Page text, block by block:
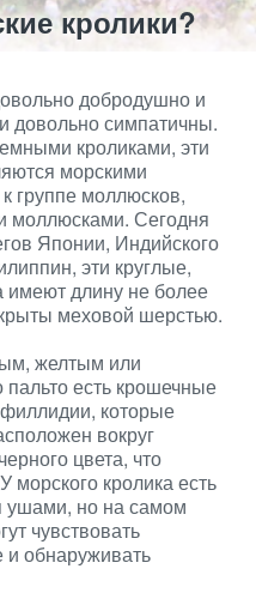
кролики?
добродушно и
довольно симпатичны.
кроликами, эти
морскими
группе моллюсков,
моллюсками. Сегодня
Японии, Индийского
эти круглые,
длину не более
меховой шерстью.
желтым или
есть крошечные
которые
вокруг
цвета, что
морского кролика есть
ушами, но на самом
чувствовать
и обнаруживать